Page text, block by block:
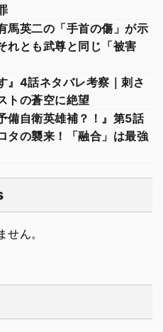
馬英二の「手首の傷」が示
れとも武尊と同じ「被害
』4話ネタバレ考察｜刺さ
トの蒼空に絶望
備自衛英雄補？！』第5話
タの襲来！「融合」は最強
ん。